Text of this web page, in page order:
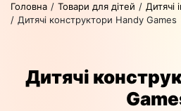
Головна Товари для дітей
Дитячі
Дитячі конструктори Handy Games
Дитячі